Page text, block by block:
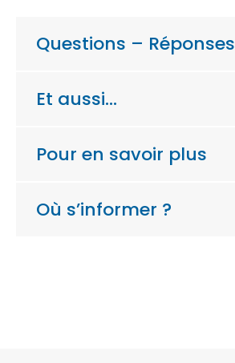
Questions – Réponses
Et aussi…
Pour en savoir plus
Où s’informer ?